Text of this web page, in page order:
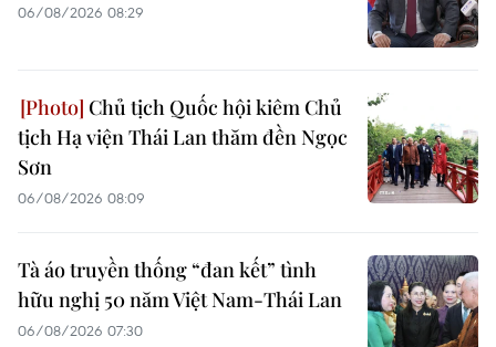
06/08/2026 08:29
Chủ tịch Quốc hội kiêm Chủ
tịch Hạ viện Thái Lan thăm đền Ngọc
Sơn
06/08/2026 08:09
Tà áo truyền thống “đan kết” tình
hữu nghị 50 năm Việt Nam-Thái Lan
06/08/2026 07:30